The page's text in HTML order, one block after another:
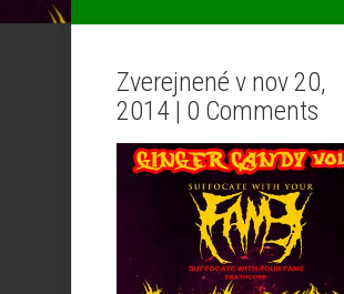
Zverejnené v nov 20,
2014 | 0 Comments